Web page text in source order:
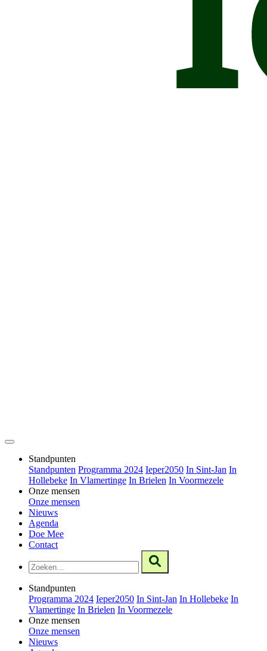
Standpunten
Standpunten Programma 2024 Ieper2050 In Sint-Jan In
Hollebeke In Vlamertinge In Brielen In Voormezele
Onze mensen
Onze mensen
Nieuws
Agenda
Doe Mee
Contact
Standpunten
Programma 2024 Ieper2050 In Sint-Jan In Hollebeke In
Vlamertinge In Brielen In Voormezele
Onze mensen
Onze mensen
Nieuws